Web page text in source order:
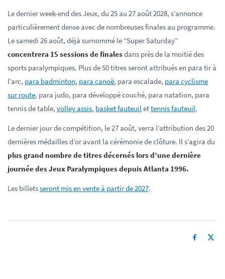
Le dernier week-end des Jeux, du 25 au 27 août 2028, s’annonce
particulièrement dense avec de nombreuses finales au programme.
Le samedi 26 août, déjà surnommé le “Super Saturday”
concentrera 15 sessions de finalesdans près de la moitié des
sports paralympiques. Plus de 50 titres seront attribués en para tir à
l’arc, para badminton, para canoë, para escalade, para cyclisme
sur route, para judo, para développé couché, para natation, para
tennis de table, volley assis, basket fauteuilettennis fauteuil.
Le dernier jour de compétition, le 27 août, verra l’attribution des 20
dernières médailles d’or avant la cérémonie de clôture. Il s’agira du
plus grand nombre de titres décernés lors d’une dernière
journée des Jeux Paralympiques depuis Atlanta 1996.
Les billetsseront mis en vente à partir de 2027.